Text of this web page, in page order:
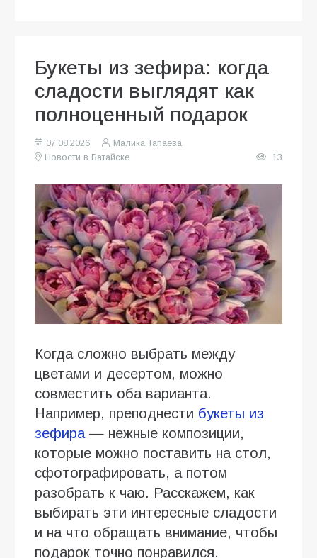
Букеты из зефира: когда
сладости выглядят как
полноценный подарок
07.08.2026
Малика Тапаева
Новости в Батайске
13
Когда сложно выбрать между
цветами и десертом, можно
совместить оба варианта.
Например, преподнести букеты из
зефира— нежные композиции,
которые можно поставить на стол,
сфотографировать, а потом
разобрать к чаю. Расскажем, как
выбирать эти интересные сладости
и на что обращать внимание, чтобы
подарок точно понравился.